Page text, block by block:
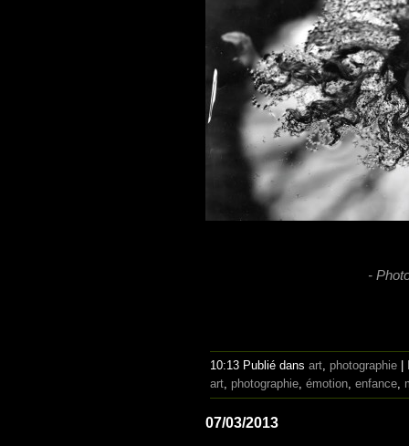
-
10:13 Publié dans art photographie
art photographie émotion enfance
07/03/2013